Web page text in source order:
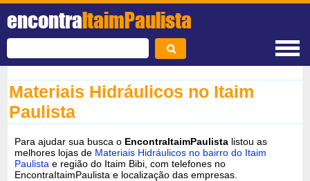
encontraItaimPaulista
Materiais Hidráulicos no Itaim
Paulista
Para ajudar sua busca o EncontraItaimPaulista listou as
melhores lojas de Materiais Hidráulicos no bairro do Itaim
Paulista e região do Itaim Bibi, com telefones no
EncontraItaimPaulista e localização das empresas.